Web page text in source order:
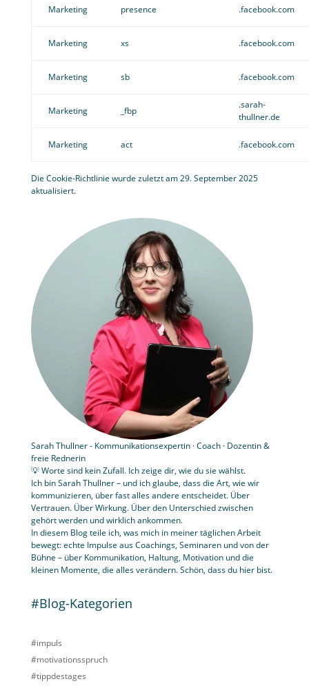
Marketing presence .facebook.com
Marketing xs .facebook.com
Marketing sb .facebook.com
Marketing _fbp
.sarah-
thullner.de
Marketing act .facebook.com
Die Cookie-Richtlinie wurde zuletzt am 29. September 2025
aktualisiert.
Sarah Thullner - Kommunikationsexpertin · Coach · Dozentin &
freie Rednerin
💡 Worte sind kein Zufall. Ich zeige dir, wie du sie wählst.
Ich bin Sarah Thullner – und ich glaube, dass die Art, wie wir
kommunizieren, über fast alles andere entscheidet. Über
Vertrauen. Über Wirkung. Über den Unterschied zwischen
gehört werden und wirklich ankommen.
In diesem Blog teile ich, was mich in meiner täglichen Arbeit
bewegt: echte Impulse aus Coachings, Seminaren und von der
Bühne – über Kommunikation, Haltung, Motivation und die
kleinen Momente, die alles verändern. Schön, dass du hier bist.
#Blog-Kategorien
#impuls
#motivationsspruch
#tippdestages